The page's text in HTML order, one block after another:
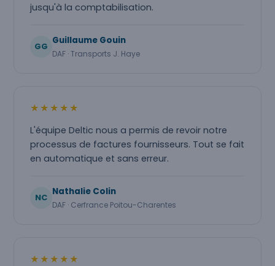
jusqu'à la comptabilisation.
GG
Guillaume Gouin
DAF · Transports J. Haye
★★★★★
L'équipe Deltic nous a permis de revoir notre
processus de factures fournisseurs. Tout se fait
en automatique et sans erreur.
NC
Nathalie Colin
DAF · Cerfrance Poitou-Charentes
★★★★★